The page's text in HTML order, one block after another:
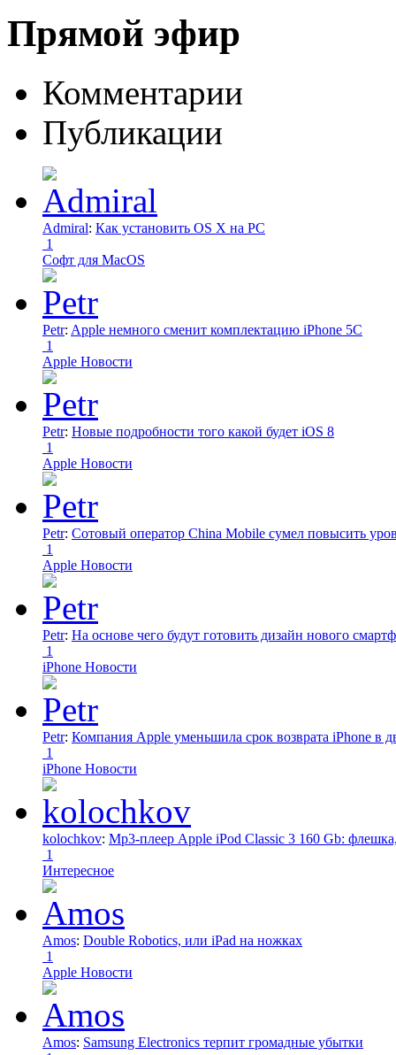
Прямой эфир
Комментарии
Публикации
Admiral: Как установить OS X на PC
1
Софт для MacOS
Petr: Apple немного сменит комплектацию iPhone 5C
1
Apple Новости
Petr: Новые подробности того какой будет iOS 8
1
Apple Новости
Petr: Сотовый оператор China Mobile сумел повысить
1
Apple Новости
Petr: На основе чего будут готовить дизайн нового
1
iPhone Новости
Petr: Компания Apple уменьшила срок возврата iPhone в
1
iPhone Новости
kolochkov: Mp3-плеер Apple iPod Classic 3 160 Gb:
1
Интересное
Amos: Double Robotics, или iPad на ножках
1
Apple Новости
Amos: Samsung Electronics терпит громадные убытки